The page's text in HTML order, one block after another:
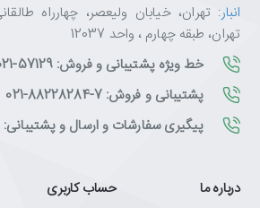
انبار: تهران، خیابان ولیعصر، چهارراه
تهران، طبقه چهارم ، واحد 12037
خط ویژه پشتیبانی و فروش: 57129-021
پشتیبانی و فروش: 7-88228284-021
پیگیری سفارشات و ارسال و پشتیبانی: 09121759502
درباره ما حساب کاربری